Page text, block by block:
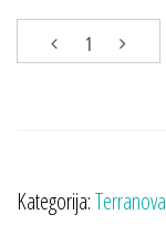
Kategorija:Terranova